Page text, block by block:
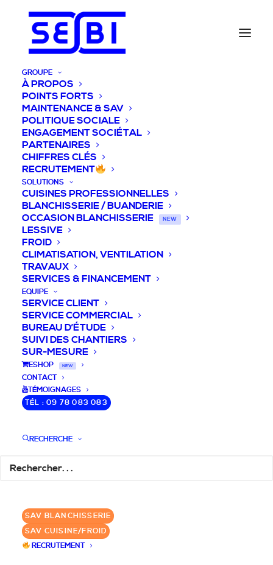
GROUPE
À PROPOS
POINTS FORTS
MAINTENANCE & SAV
POLITIQUE SOCIALE
ENGAGEMENT SOCIÉTAL
PARTENAIRES
CHIFFRES CLÉS
RECRUTEMENT
SOLUTIONS
CUISINES PROFESSIONNELLES
BLANCHISSERIE / BUANDERIE
OCCASION BLANCHISSERIE
NEW
LESSIVE
FROID
CLIMATISATION, VENTILATION
TRAVAUX
SERVICES & FINANCEMENT
EQUIPE
SERVICE CLIENT
SERVICE COMMERCIAL
BUREAU D’ÉTUDE
SUIVI DES CHANTIERS
SUR-MESURE
ESHOP NEW
CONTACT
TÉMOIGNAGES
TÉL : 09 78 083 083
RECHERCHE
SAV BLANCHISSERIE
SAV CUISINE/FROID
RECRUTEMENT
DEVIS / CONSEILS /
QUESTIONS
✆ 09 78 083 083
GROUPE SEBI